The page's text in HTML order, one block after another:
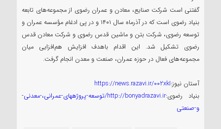
گفتنی است شرکت صنایع، معادن و عمران رضوی از مجموعه‌های تابعه
بنیاد رضوی است که در آذرماه سال ۱۴۰۱ و در پی ادغام مؤسسه عمران و
توسعه رضوی، شرکت بتن و ماشین قدس رضوی و شرکت معادن قدس
رضوی تشکیل شد. این اقدام باهدف افزایش هم‌افزایی میان
مجموعه‌های فعال در حوزه عمران، صنعت و معدن انجام گرفت.
آستان نیوز:https://news.razavi.ir/002xkI
بنیاد رضوی:
http://bonyadrazavi.ir/توسعه-پروژههای-عمرانی،-معدنی-
و-صنعتی